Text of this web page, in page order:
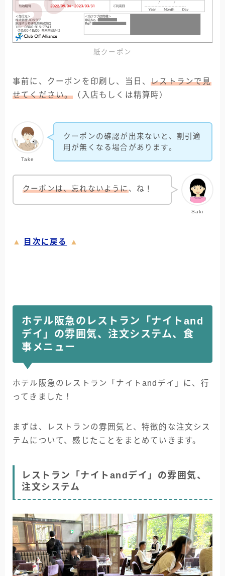
紙クーポン
事前に、クーポンを印刷し、当日、レストランで見
せてください。 （入店もしくは精算時）
Take
クーポンの確認が出来ないと、割引適
用が無くなる場合があります。
Saki
クーポンは、忘れないように、ね！
▲ 目次に戻る ▲
ホテル阪急のレストラン「ナイトand
デイ」の雰囲気、注文システム、食
事メニュー
ホテル阪急のレストラン「ナイトandデイ」に、行
ってきました！
まずは、レストランの雰囲気と、特徴的な注文シス
テムについて、感じたことをまとめていきます。
レストラン「ナイトandデイ」の雰囲気、
注文システム